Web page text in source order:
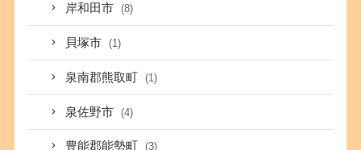
岸和田市 (8)
貝塚市 (1)
泉南郡熊取町 (1)
泉佐野市 (4)
豊能郡能勢町 (3)